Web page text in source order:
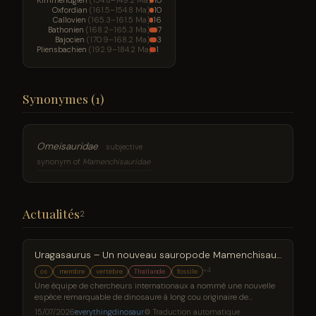
Oxfordian (161.5–154.8 Ma) 10
Callovien (165.3–161.5 Ma) 16
Bathonien (168.2–165.3 Ma)
7
Bajocien (170.9–168.2 Ma)
3
Pliensbachien (192.9–184.2 Ma) 1
Synonymes (1)
Omeisauridae
subjective
synonym of Mamenchisauridae
Actualités2
Uragasaurus – Un nouveau sauropode Mamenchisaurid de Thaïlande
os membre vertèbre Thaïlande fossile +4
Une équipe de chercheurs internationaux a nommé une nouvelle
espèce remarquable de dinosaure à long cou originaire de
Thaïlande. Uragasaurus kalasinensis est le premier membre
15/07/2026everythingdinosaur⚙ Traduction automatique